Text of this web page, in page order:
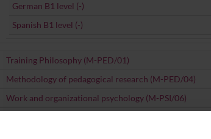
German B1 level (-)
Spanish B1 level (-)
Training Philosophy (M-PED/01)
Methodology of pedagogical research (M-PED/04)
Work and organizational psychology (M-PSI/06)